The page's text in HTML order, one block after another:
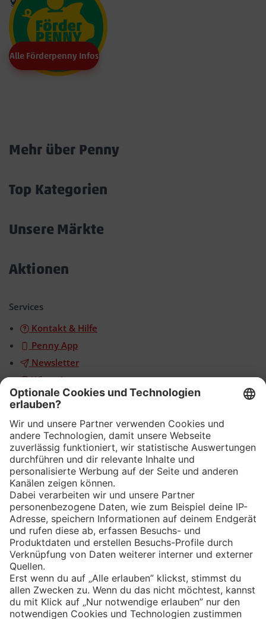
Alle Förderpenny Infos
Mehr über Penny
Top Kategorien
Unsere Märkte
Aktionen
Services
Kontakt & Hilfe
Penny App
Newsletter
WhatsApp
App
Eishockey